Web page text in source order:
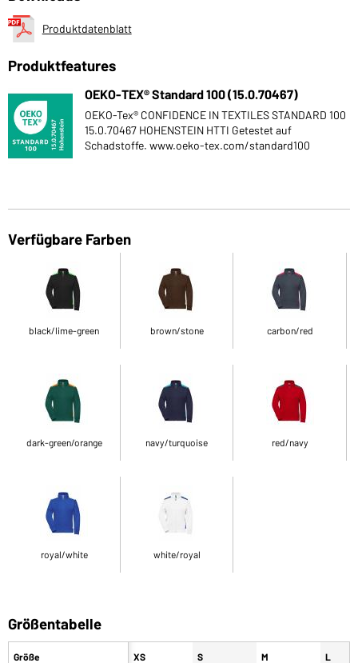
Produktdatenblatt
Produktfeatures
OEKO-TEX® Standard 100 (15.0.70467)
OEKO-Tex® CONFIDENCE IN TEXTILES STANDARD 100
15.0.70467 HOHENSTEIN HTTI Getestet auf
Schadstoffe. www.oeko-tex.com/standard100
Verfügbare Farben
black/lime-green brown/stone carbon/red
dark-green/orange navy/turquoise red/navy
royal/white white/royal
Größentabelle
Größe XS S M L